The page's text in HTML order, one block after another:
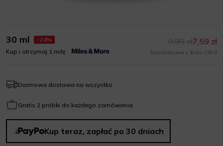
30 ml
-24%
Kup i otrzymaj 1 milę
7,59 zł
9,99 zł
Najniższa cena z 30 dni: 7,29 zł
Darmowa dostawa na wszystko
Gratis 2 próbki do każdego zamówienia
Kup teraz, zapłać po 30 dniach